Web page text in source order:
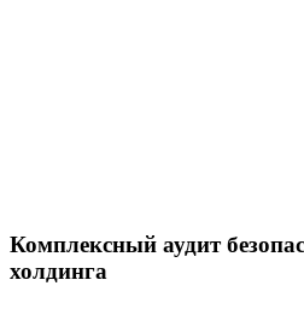
Комплексный аудит
холдинга